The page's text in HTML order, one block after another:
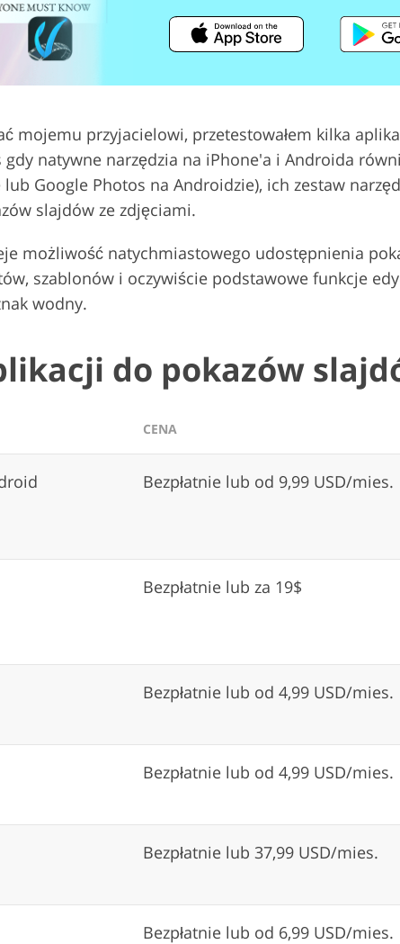
Dane Treningowe AI Usługi edycji wideo
mojemu przyjacielowi, przetestowałem kilka
natywne narzędzia na iPhone'a i Androida
Google Photos na Androidzie), ich zestaw
slajdów ze zdjęciami.
możliwość natychmiastowego udostępnienia
szablonów i oczywiście podstawowe funkcje
wodny.
do pokazów
CENA
Bezpłatnie lub od 9,99 USD/mies.
Bezpłatnie lub za 19$
Bezpłatnie lub od 4,99 USD/mies.
Bezpłatnie lub od 4,99 USD/mies.
Bezpłatnie lub 37,99 USD/mies.
Bezpłatnie lub od 6,99 USD/mies.